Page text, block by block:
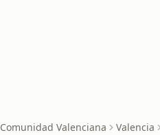
Comunidad Valenciana Valencia